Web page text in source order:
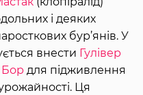
і деяких
бур’янів. У
внести Гулівер
Бор для підживлення
Ця